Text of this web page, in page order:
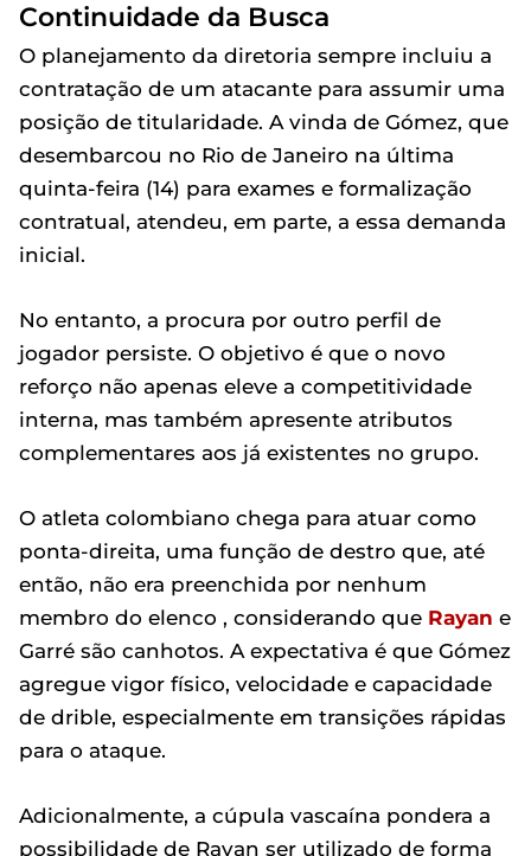
Continuidade da Busca
O planejamento da diretoria sempre incluiu a
contratação de um atacante para assumir uma
posição de titularidade. A vinda de Gómez, que
desembarcou no Rio de Janeiro na última
quinta-feira (14) para exames e formalização
contratual, atendeu, em parte, a essa demanda
inicial.
No entanto, a procura por outro perfil de
jogador persiste. O objetivo é que o novo
reforço não apenas eleve a competitividade
interna, mas também apresente atributos
complementares aos já existentes no grupo.
O atleta colombiano chega para atuar como
ponta-direita, uma função de destro que, até
então, não era preenchida por nenhum
membro do elenco , considerando que Rayan e
Garré são canhotos. A expectativa é que Gómez
agregue vigor físico, velocidade e capacidade
de drible, especialmente em transições rápidas
para o ataque.
Adicionalmente, a cúpula vascaína pondera a
possibilidade de Rayan ser utilizado de forma